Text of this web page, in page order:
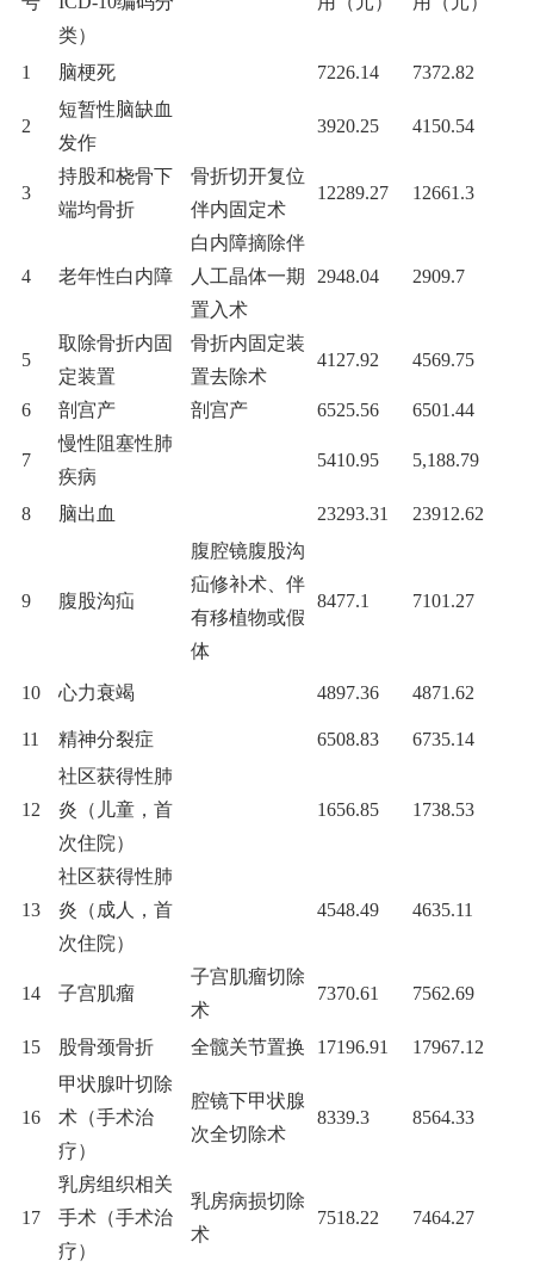
类）
1 脑梗死 7226.14 7372.82
2
短暂性脑缺血
发作
3920.25 4150.54
3
持股和桡骨下
端均骨折
骨折切开复位
伴内固定术
12289.27 12661.3
4 老年性白内障
白内障摘除伴
人工晶体一期
置入术
2948.04 2909.7
5
取除骨折内固
定装置
骨折内固定装
置去除术
4127.92 4569.75
6 剖宫产 剖宫产 6525.56 6501.44
7
慢性阻塞性肺
疾病
5410.95 5,188.79
8 脑出血 23293.31 23912.62
9 腹股沟疝
腹腔镜腹股沟
疝修补术、伴
有移植物或假
体
8477.1 7101.27
10 心力衰竭 4897.36 4871.62
11 精神分裂症 6508.83 6735.14
12
社区获得性肺
炎（儿童，首
次住院）
1656.85 1738.53
13
社区获得性肺
炎（成人，首
次住院）
4548.49 4635.11
14 子宫肌瘤
子宫肌瘤切除
术
7370.61 7562.69
15 股骨颈骨折 全髋关节置换 17196.91 17967.12
16
甲状腺叶切除
术（手术治
疗）
腔镜下甲状腺
次全切除术
8339.3 8564.33
17
乳房组织相关
手术（手术治
疗）
乳房病损切除
术
7518.22 7464.27